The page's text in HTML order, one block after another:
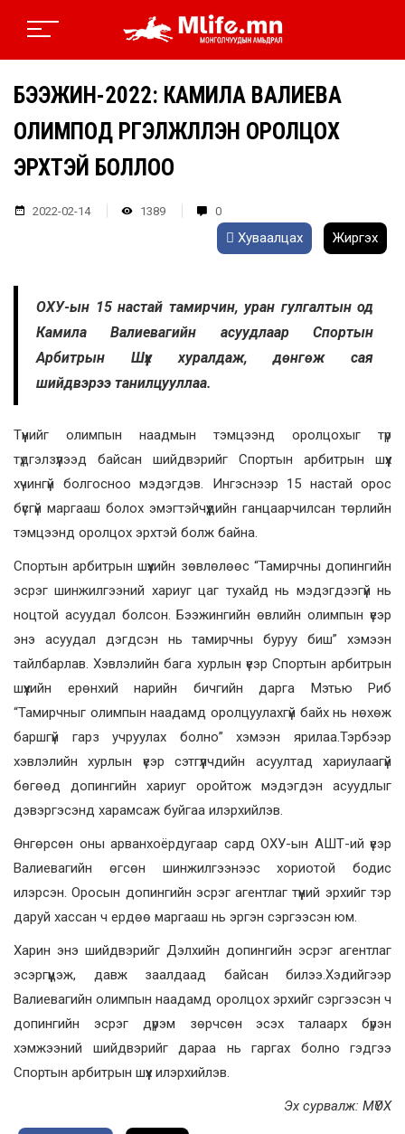
БЭЭЖИН-2022: КАМИЛА ВАЛИЕВА
ОЛИМПОД ҮРГЭЛЖЛҮҮЛЭН ОРОЛЦОХ
ЭРХТЭЙ БОЛЛОО
2022-02-14 1389 0
Хуваалцах Жиргэх
ОХУ-ын 15 настай тамирчин, уран гулгалтын од
Камила Валиевагийн асуудлаар Спортын
Арбитрын Шүүх хуралдаж, дөнгөж сая
шийдвэрээ танилцууллаа.
Түүнийг олимпын наадмын тэмцээнд оролцохыг түр
түдгэлзүүлээд байсан шийдвэрийг Спортын арбитрын шүүх
хүчингүй болгосноо мэдэгдэв. Ингэснээр 15 настай орос
бүсгүй маргааш болох эмэгтэйчүүдийн ганцаарчилсан төрлийн
тэмцээнд оролцох эрхтэй болж байна.
Спортын арбитрын шүүхийн зөвлөлөөс “Тамирчны допингийн
эсрэг шинжилгээний хариуг цаг тухайд нь мэдэгдээгүй нь
ноцтой асуудал болсон. Бээжингийн өвлийн олимпын үеэр
энэ асуудал дэгдсэн нь тамирчны буруу биш” хэмээн
тайлбарлав. Хэвлэлийн бага хурлын үеэр Спортын арбитрын
шүүхийн ерөнхий нарийн бичгийн дарга Мэтью Риб
“Тамирчныг олимпын наадамд оролцуулахгүй байх нь нөхөж
баршгүй гарз учруулах болно” хэмээн ярилаа.Тэрбээр
хэвлэлийн хурлын үеэр сэтгүүлчдийн асуултад хариулаагүй
бөгөөд допингийн хариуг оройтож мэдэгдэн асуудлыг
дэвэргэсэнд харамсаж буйгаа илэрхийлэв.
Өнгөрсөн оны арванхоёрдугаар сард ОХУ-ын АШТ-ий үеэр
Валиевагийн өгсөн шинжилгээнээс хориотой бодис
илэрсэн. Оросын допингийн эсрэг агентлаг түүний эрхийг тэр
даруй хассан ч ердөө маргааш нь эргэн сэргээсэн юм.
Харин энэ шийдвэрийг Дэлхийн допингийн эсрэг агентлаг
эсэргүүцэж, давж заалдаад байсан билээ.Хэдийгээр
Валиевагийн олимпын наадамд оролцох эрхийг сэргээсэн ч
допингийн эсрэг дүрэм зөрчсөн эсэх талаарх бүрэн
хэмжээний шийдвэрийг дараа нь гаргах болно гэдгээ
Спортын арбитрын шүүх илэрхийлэв.
Эх сурвалж: МҮОХ